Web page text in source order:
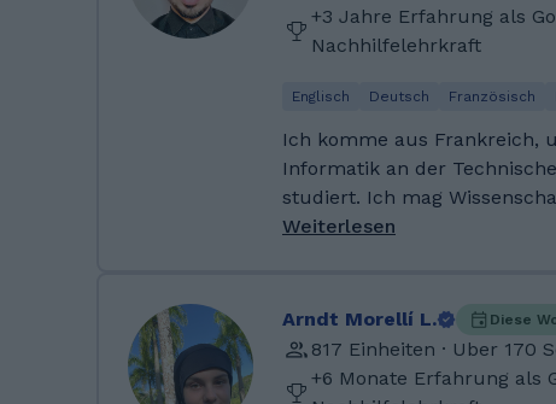
+3 Jahre Erfahrung als
Nachhilfelehrkraft
Englisch Deutsch Französisch
Ich komme aus Frankreich,
Informatik an der
studiert. Ich mag
Sprachen. In meiner Freizeit
treiben, um fit zu bleiben. Nach meinem Abitur mit
Fokus Mathematik und
Stipendium bekommen, um
Weiterlesen
Arndt Morellí L. Diese
817 Einheiten · Uber 170
+6 Monate Erfahrung als